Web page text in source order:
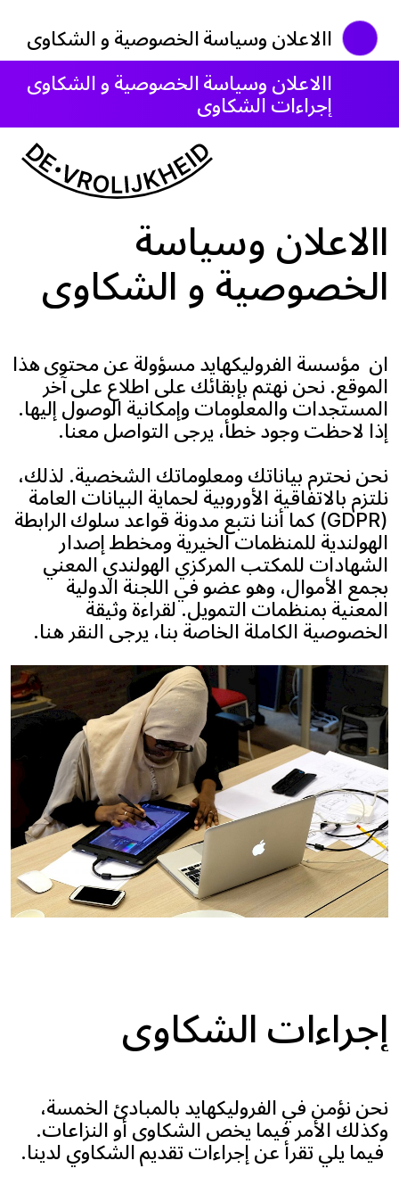
االاعلان وسياسة الخصوصية و الشكاوي
إجراءات الشكاوى
االاعلان وسياسة الخصوصية و الشكاوي
االاعلان وسياسة
الخصوصية و الشكاوي
ان مؤسسة الفروليكهايد مسؤولة عن محتوى هذا
الموقع. نحن نهتم بإبقائك على اطلاع على آخر
المستجدات والمعلومات وإمكانية الوصول إليها.
إذا لاحظت وجود خطأ، يرجى التواصل معنا.
نحن نحترم بياناتك ومعلوماتك الشخصية. لذلك،
نلتزم بالاتفاقية الأوروبية لحماية البيانات العامة
(GDPR) كما أننا نتبع مدونة قواعد سلوك الرابطة
الهولندية للمنظمات الخيرية ومخطط إصدار
الشهادات للمكتب المركزي الهولندي المعني
بجمع الأموال، وهو عضو في اللجنة الدولية
المعنية بمنظمات التمويل. لقراءة وثيقة
الخصوصية الكاملة الخاصة بنا، يرجى النقر هنا.
إجراءات الشكاوى
نحن نؤمن في الفروليكهايد بالمبادئ الخمسة،
وكذلك الأمر فيما يخص الشكاوى أو النزاعات.
فيما يلي تقرأ عن إجراءات تقديم الشكاوي لدينا.